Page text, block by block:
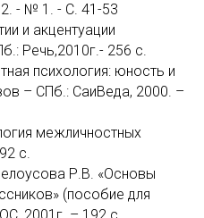
- № 1. - С. 41-53
и акцентуации
Речь,2010г.- 256 с.
психология: юность и
– СПб.: СаиВеда, 2000. –
межличностных
с.
Р.В. «Основы
(пособие для